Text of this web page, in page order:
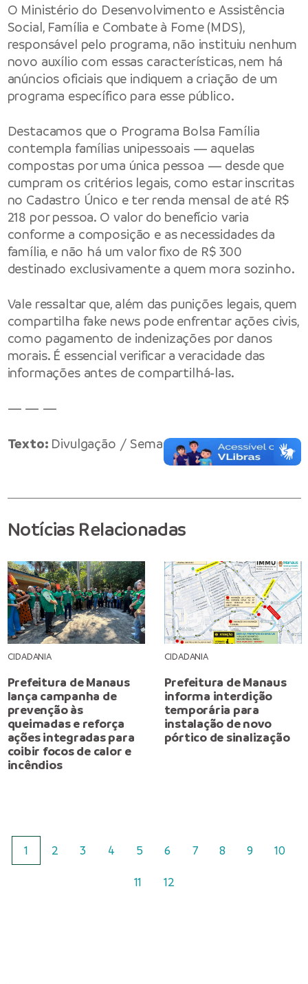
O Ministério do Desenvolvimento e Assistência
Social, Família e Combate à Fome (MDS),
responsável pelo programa, não instituiu nenhum
novo auxílio com essas características, nem há
anúncios oficiais que indiquem a criação de um
programa específico para esse público.
Destacamos que o Programa Bolsa Família
contempla famílias unipessoais — aquelas
compostas por uma única pessoa — desde que
cumpram os critérios legais, como estar inscritas
no Cadastro Único e ter renda mensal de até R$
218 por pessoa. O valor do benefício varia
conforme a composição e as necessidades da
família, e não há um valor fixo de R$ 300
destinado exclusivamente a quem mora sozinho.
Vale ressaltar que, além das punições legais, quem
compartilha fake news pode enfrentar ações civis,
como pagamento de indenizações por danos
morais. É essencial verificar a veracidade das
informações antes de compartilhá-las.
— — —
Texto: Divulgação / Semasc
Notícias Relacionadas
CIDADANIA
Prefeitura de Manaus
lança campanha de
prevenção às
queimadas e reforça
ações integradas para
coibir focos de calor e
incêndios
CIDADANIA
Prefeitura de Manaus
informa interdição
temporária para
instalação de novo
pórtico de sinalização
1 2 3 4 5 6 7 8 9 10
11 12